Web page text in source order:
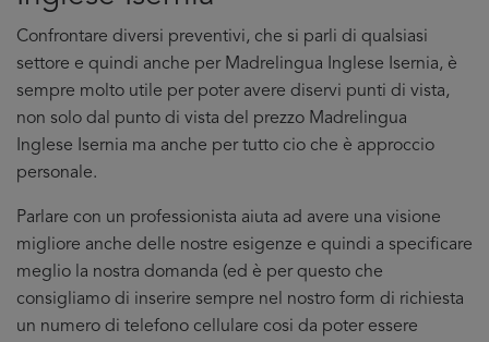
Confrontare diversi preventivi, che si parli di qualsiasi
settore e quindi anche per Madrelingua Inglese Isernia, è
sempre molto utile per poter avere diservi punti di vista,
non solo dal punto di vista del prezzo Madrelingua
Inglese Isernia ma anche per tutto cio che è approccio
personale.
Parlare con un professionista aiuta ad avere una visione
migliore anche delle nostre esigenze e quindi a specificare
meglio la nostra domanda (ed è per questo che
consigliamo di inserire sempre nel nostro form di richiesta
un numero di telefono cellulare cosi da poter essere